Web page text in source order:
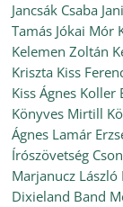
Jancsák Csaba
Tamás Jókai Mór
Kelemen Zoltán
Kriszta Kiss
Kiss Ágnes Koller
Könyves Mirtill
Ágnes Lamár
Írószövetség
Marjanucz László
Dixieland Band